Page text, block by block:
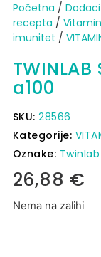
Početna /
recepta /
imunitet /
TWINLAB
a100
SKU:28566
Kategorije:
Oznake: Twinlab
26,88 €
Nema na zalihi